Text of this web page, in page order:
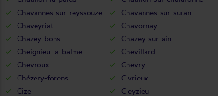
Chavannes-sur-reyssouze
Chavannes-sur-suran
Chaveyriat
Chavornay
Chazey-bons
Chazey-sur-ain
Cheignieu-la-balme
Chevillard
Chevroux
Chevry
Chézery-forens
Civrieux
Cize
Cleyzieu